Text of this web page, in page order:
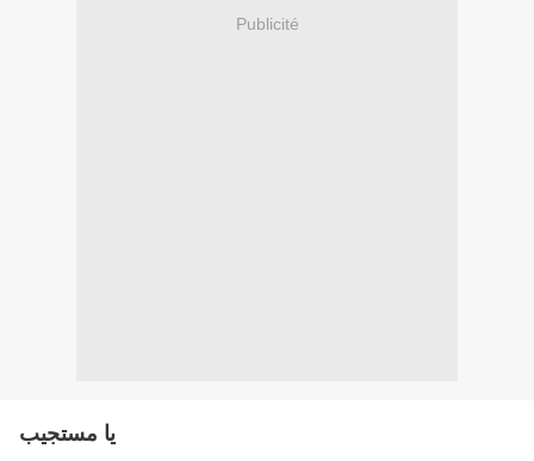
Publicité
يا مستجيب